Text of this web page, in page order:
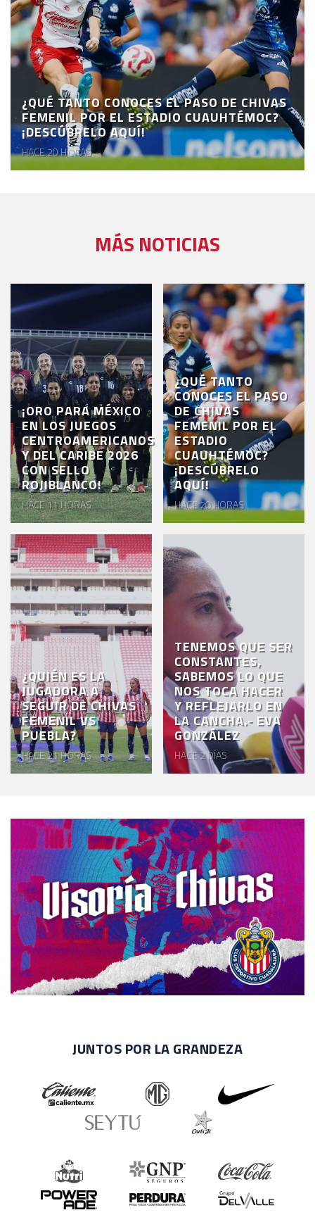
¿QUÉ TANTO CONOCES EL PASO DE CHIVAS
FEMENIL POR EL ESTADIO CUAUHTÉMOC?
¡DESCÚBRELO AQUÍ!
HACE 20 HORAS
MÁS NOTICIAS
¡ORO PARA MÉXICO
EN LOS JUEGOS
CENTROAMERICANOS
Y DEL CARIBE 2026
CON SELLO
ROJIBLANCO!
HACE 11 HORAS
¿QUÉ TANTO
CONOCES EL PASO
DE CHIVAS
FEMENIL POR EL
ESTADIO
CUAUHTÉMOC?
¡DESCÚBRELO
AQUÍ!
HACE 20 HORAS
¿QUIÉN ES LA
JUGADORA A
SEGUIR DE CHIVAS
FEMENIL VS
PUEBLA?
HACE 21 HORAS
TENEMOS QUE SER
CONSTANTES,
SABEMOS LO QUE
NOS TOCA HACER
Y REFLEJARLO EN
LA CANCHA.- EVA
GONZÁLEZ
HACE 2 DÍAS
JUNTOS POR LA GRANDEZA